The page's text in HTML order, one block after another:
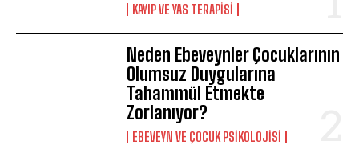
KAYIP VE YAS TERAPISI
Neden Ebeveynler Çocuklarının
Olumsuz Duygularına
Tahammül Etmekte
Zorlanıyor?
EBEVEYN VE ÇOCUK PSIKOLOJISI